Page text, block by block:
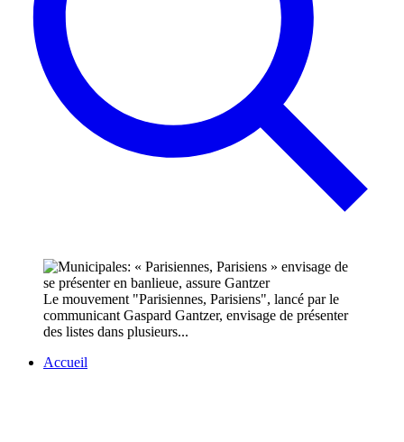
Le mouvement "Parisiennes, Parisiens", lancé par le
communicant Gaspard Gantzer, envisage de présenter
des listes dans plusieurs...
Accueil